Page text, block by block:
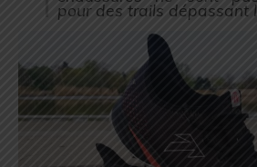
pour des trails dépassant